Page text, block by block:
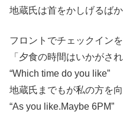
地蔵氏は首をかしげるばか
フロントでチェックインを
「夕食の時間はいかがさ
“Which time do you like”
地蔵氏までもが私の方を
“As you like.Maybe 6PM”